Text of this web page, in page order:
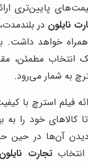
پایین‌تری
نایلون در
خواهد داشت.
انتخاب مطمئن،
به شمار می‌رود.
فیلم استرچ با
خود را به
آن‌ها در حین
انتخابتجارت